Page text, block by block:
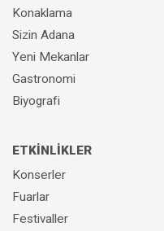
Gaziantep Erzurum Kaç
Gaziantepte En İyi
Antalya Gaziantep Arası
Konaklama
Sizin Adana
Yeni Mekanlar
Gastronomi
Biyografi
ETKİNLİKLER
Konserler
Fuarlar
Festivaller